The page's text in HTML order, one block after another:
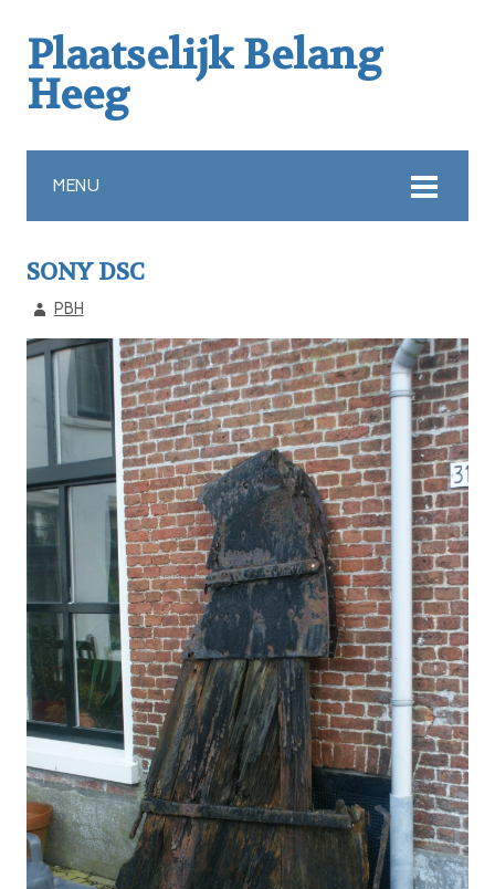
Plaatselijk Belang
Heeg
MENU
SONY DSC
PBH